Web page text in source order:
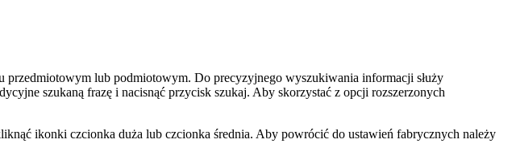
lub podmiotowym. Do precyzyjnego wyszukiwania informacji służy
szukaną frazę i nacisnąć przycisk szukaj. Aby skorzystać z opcji rozszerzonych
ikonki czcionka duża lub czcionka średnia. Aby powrócić do ustawień fabrycznych należy